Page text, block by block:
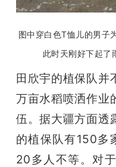
图中穿白色T恤儿的男子
此时天刚好下起了
田欣宇的植保队并
万亩水稻喷洒作业
伍。据大疆方面透
的植保队有150多
20多人不等。对